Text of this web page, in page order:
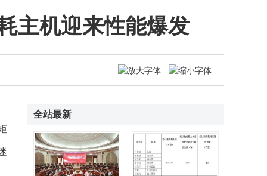
的终极突围，德沃克工业智能体"三剑客"决胜未来
Bluechip & Co. Holdings控股合并CYBERSPACE Technology Limited，资本与AI科技深度融合，集团整体价值将迈入十亿美金量级
迅策发布全球首款TokenOS操作系统TokenONE！引爆"Token工厂"工业化革命
实力加冕！阿特拉斯•科普柯荣获2026 CDI华鹰奖•制造业AI创新领军企业奖
主机迎来性能爆发
全站最新